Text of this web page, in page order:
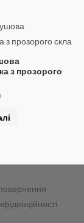
з прозорого